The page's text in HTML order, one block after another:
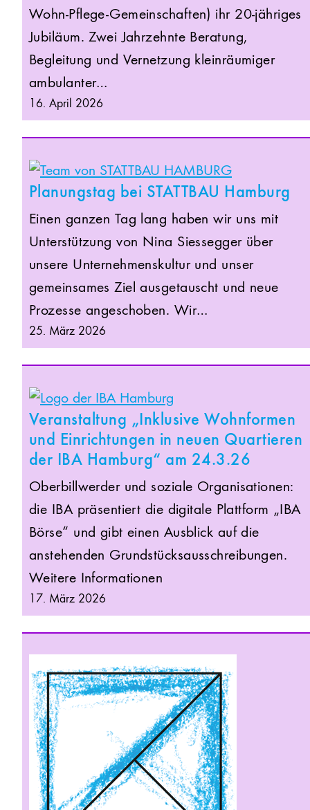
Wohn-Pflege-Gemeinschaften) ihr 20-jähriges
Jubiläum. Zwei Jahrzehnte Beratung,
Begleitung und Vernetzung kleinräumiger
ambulanter…
16. April 2026
Planungstag bei STATTBAU Hamburg
Einen ganzen Tag lang haben wir uns mit
Unterstützung von Nina Siessegger über
unsere Unternehmenskultur und unser
gemeinsames Ziel ausgetauscht und neue
Prozesse angeschoben. Wir…
25. März 2026
Veranstaltung „Inklusive Wohnformen
und Einrichtungen in neuen Quartieren
der IBA Hamburg“ am 24.3.26
Oberbillwerder und soziale Organisationen:
die IBA präsentiert die digitale Plattform „IBA
Börse“ und gibt einen Ausblick auf die
anstehenden Grundstücksausschreibungen.
Weitere Informationen
17. März 2026